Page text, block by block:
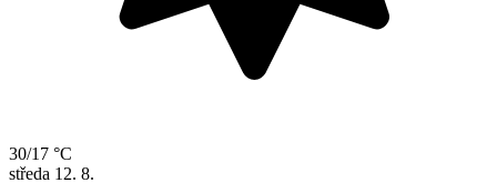
30/17 °C
středa 12. 8.